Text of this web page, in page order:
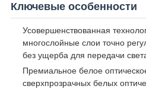
Ключевые особенности
Усовершенствованная
многослойные слои точно
без ущерба для передачи
Премиальное белое
сверхпрозрачных белых